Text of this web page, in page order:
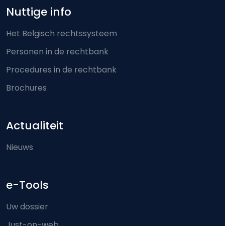
Nuttige info
Het Belgisch rechtssysteem
Personen in de rechtbank
Procedures in de rechtbank
Brochures
Actualiteit
Nieuws
e-Tools
Uw dossier